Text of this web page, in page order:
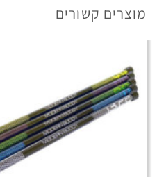
מוצרים קשורים